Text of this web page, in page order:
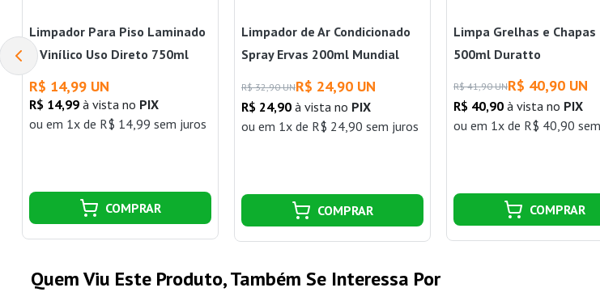
Limpador Para Piso Laminado
e Vinílico Uso Direto 750ml
Duratto
R$ 14,99 UN
R$ 14,99 à vista no PIX
ou em 1x de R$ 14,99 sem juros
COMPRAR
Limpador de Ar Condicionado
Spray Ervas 200ml Mundial
R$ 32,90 UNR$ 24,90 UN
R$ 24,90 à vista no PIX
ou em 1x de R$ 24,90 sem juros
COMPRAR
Limpa Grelhas e Chapas
500ml Duratto
R$ 41,90 UNR$ 40,90 UN
R$ 40,90 à vista no PIX
ou em 1x de R$ 40,90
COMPRAR
Quem Viu Este Produto, Também Se Interessa Por